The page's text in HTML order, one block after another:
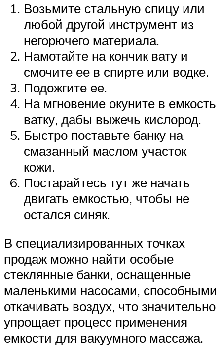
Возьмите стальную спицу или
любой другой инструмент из
негорючего материала.
Намотайте на кончик вату и
смочите ее в спирте или водке.
Подожгите ее.
На мгновение окуните в емкость
ватку, дабы выжечь кислород.
Быстро поставьте банку на
смазанный маслом участок
кожи.
Постарайтесь тут же начать
двигать емкостью, чтобы не
остался синяк.
В специализированных точках
продаж можно найти особые
стеклянные банки, оснащенные
маленькими насосами, способными
откачивать воздух, что значительно
упрощает процесс применения
емкости для вакуумного массажа.